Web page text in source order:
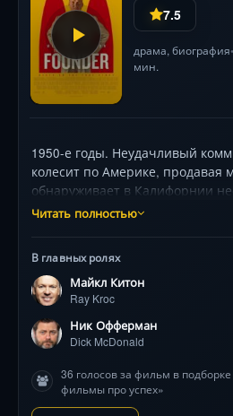
7.5
драма, биография•
мин.
1950-е годы. Неудачливый
колесит по Америке, продавая
обнаруживает в Калифорнии
братьев Макдональдс. Их
империю, Рэй заключает сделку,
консерватизмом братьев. Его
превращает скромное кафе в
толкает на рискованные шаги.
грань между гениальностью и
Китон виртуозно играет Крока,
темные методы перевернули
Читать полностью
В главных ролях
Майкл Китон
Ray Kroc
Ник Офферман
Dick McDonald
36 голосов за фильм в
фильмы про успех»